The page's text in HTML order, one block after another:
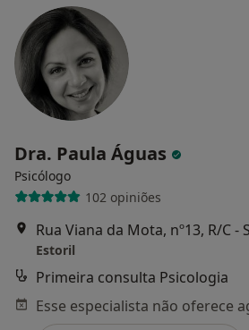
Dra. Paula Águas
Psicólogo
102 opiniões
Estoril
Primeira consulta Psicologia